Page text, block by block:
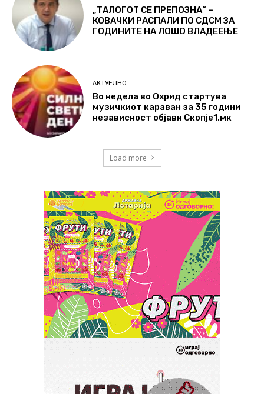
„ТАЛОГОТ СЕ ПРЕПОЗНА“ –
КОВАЧКИ РАСПАЛИ ПО СДСМ ЗА
ГОДИНИТЕ НА ЛОШО ВЛАДЕЕЊЕ
АКТУЕЛНО
Во недела во Охрид стартува
музичкиот караван за 35 години
независност објави Скопје1.мк
Load more